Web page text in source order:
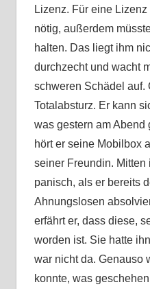
Lizenz. Für eine
nötig, außerdem
halten. Das liegt ihm
durchzecht und wacht
schweren Schädel auf.
Totalabsturz. Er kann
was gestern am Abend
hört er seine Mobilbox
seiner Freundin.
panisch, als er bereits
Ahnungslosen
erfährt er, dass diese,
worden ist. Sie hatte
war nicht da. Genauso
konnte, was